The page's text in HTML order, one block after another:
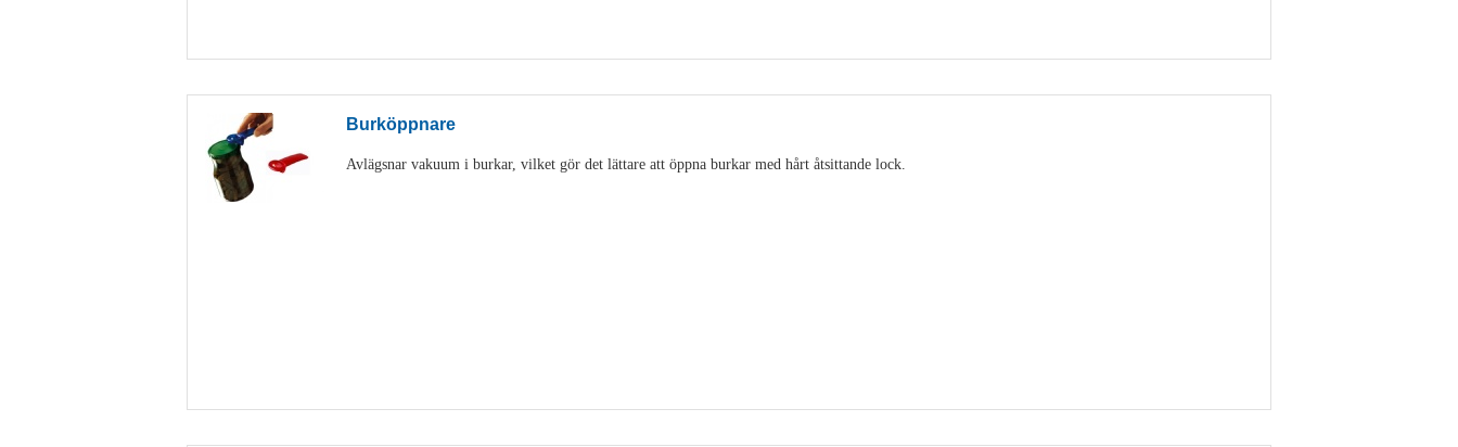
Burköppnare
Avlägsnar vakuum i burkar, vilket gör det lättare att öppna burkar med hårt åtsittande lock.